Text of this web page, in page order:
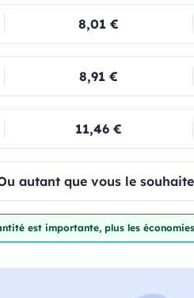
8,01 €
8,91 €
11,46 €
autant que vous le
est importante, plus les